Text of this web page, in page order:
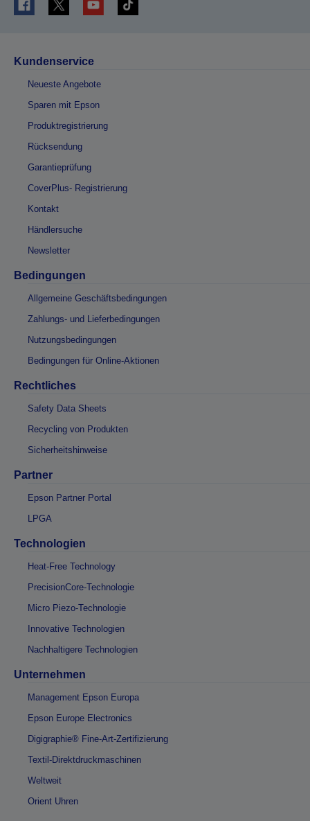
Kundenservice
Neueste Angebote
Sparen mit Epson
Produktregistrierung
Rücksendung
Garantieprüfung
CoverPlus- Registrierung
Kontakt
Händlersuche
Newsletter
Bedingungen
Allgemeine Geschäftsbedingungen
Zahlungs- und Lieferbedingungen
Nutzungsbedingungen
Bedingungen für Online-Aktionen
Rechtliches
Safety Data Sheets
Recycling von Produkten
Sicherheitshinweise
Partner
Epson Partner Portal
LPGA
Technologien
Heat-Free Technology
PrecisionCore-Technologie
Micro Piezo-Technologie
Innovative Technologien
Nachhaltigere Technologien
Unternehmen
Management Epson Europa
Epson Europe Electronics
Digigraphie® Fine-Art-Zertifizierung
Textil-Direktdruckmaschinen
Weltweit
Orient Uhren